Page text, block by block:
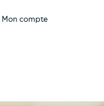
Mon compte